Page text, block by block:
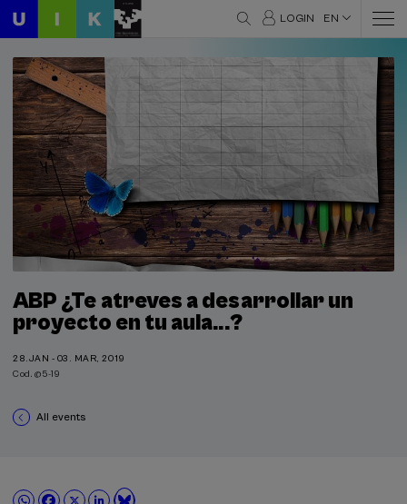
LOGIN EN
ABP ¿Te atreves a desarrollar un
proyecto en tu aula...?
28.JAN - 03. MAR, 2019
Cod. @5-19
All events